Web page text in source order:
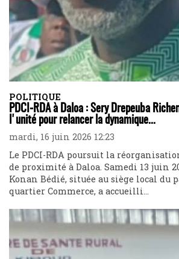
POLITIQUE
PDCI-RDA à Daloa : Sery Drepeuba
l'unité pour relancer la dynamique...
mardi, 16 juin 2026 12:23
Le PDCI-RDA poursuit la
de proximité à Daloa. Samedi 13 juin
Konan Bédié, située au siège local du
quartier Commerce, a accueilli...